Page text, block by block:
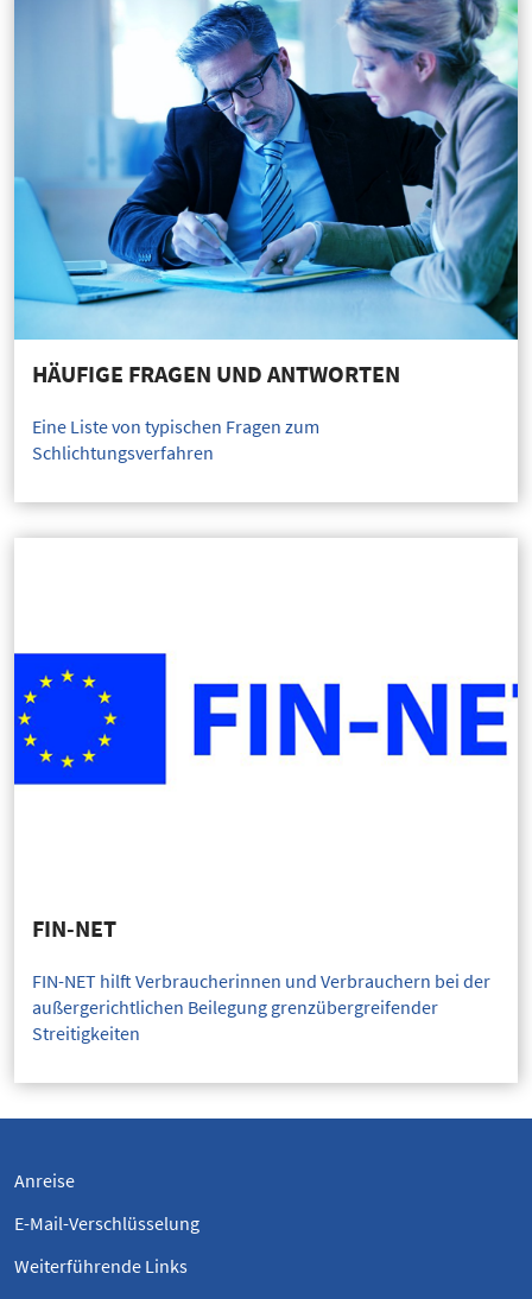
HÄUFIGE FRAGEN UND ANTWORTEN
Eine Liste von typischen Fragen zum
Schlichtungsverfahren
FIN-NET
FIN-NET hilft Verbraucherinnen und Verbrauchern bei der
außergerichtlichen Beilegung grenzübergreifender
Streitigkeiten
Anreise
E-Mail-Verschlüsselung
Weiterführende Links